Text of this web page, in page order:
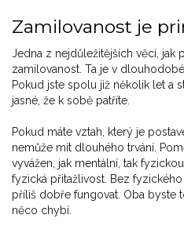
Zamilovanost je
Jedna z nejdůležitějších věcí, jak
zamilovanost. Ta je v
Pokud jste spolu již několik let a
jasné, že k sobě patříte.
Pokud máte vztah, který je
nemůže mít dlouhého trvání.
vyvážen, jak mentální, tak
fyzická přitažlivost. Bez
příliš dobře fungovat. Oba byste
něco chybí.